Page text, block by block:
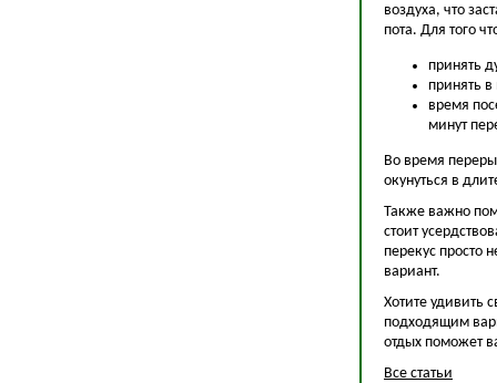
воздуха, что
пота. Для того
принять
принять
время
минут
Во время
окунуться в
Также важно
стоит
перекус просто
вариант.
Хотите удивить
подходящим
отдых поможет
Все статьи